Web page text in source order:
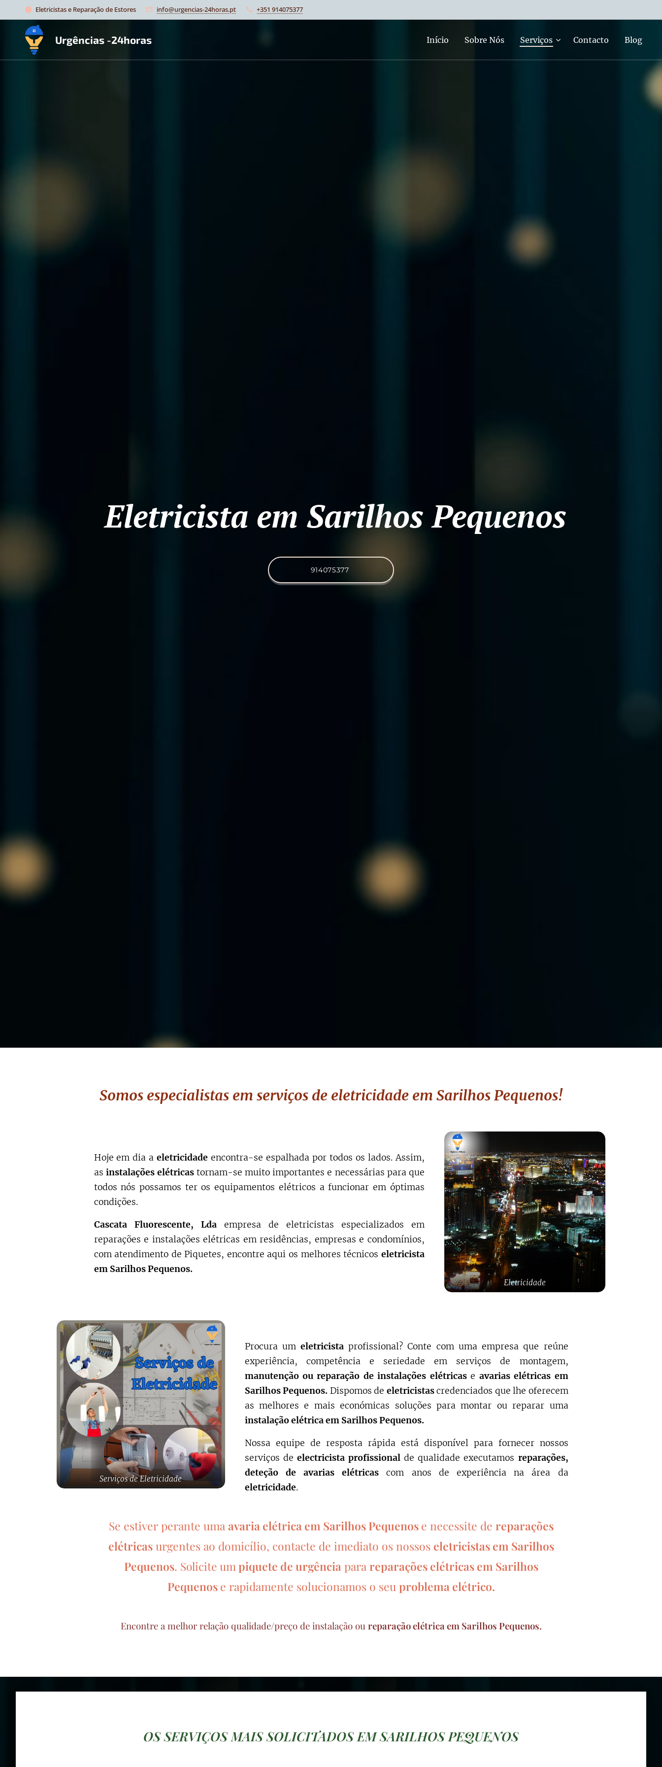
Eletricistas e Reparação de Estores info@urgencias-24horas.pt +351 914075377
Urgências -24horas Início Sobre Nós Serviços Contacto Blog
Eletricista em Sarilhos Pequenos
914075377
Somos especialistas em serviços de eletricidade em Sarilhos Pequenos!
Eletricidade
Hoje em dia aeletricidadeencontra-se espalhada por todos os lados. Assim,
as instalações elétricastornam-se muito importantes e necessárias para que
todos nós possamos ter os equipamentos elétricos a funcionar em óptimas
condições.
Cascata Fluorescente, Ldaempresa de eletricistas especializados em
reparações e instalações elétricas em residências, empresas e condomínios,
com atendimento de Piquetes, encontre aqui os melhores técnicos eletricista
em Sarilhos Pequenos.
Serviços de Eletricidade
Procura um eletricistaprofissional? Conte com uma empresa que reúne
experiência, competência e seriedade em serviços de montagem,
manutenção ou reparação de instalações elétricase avarias elétricas em
Sarilhos Pequenos. Dispomos de eletricistascredenciados que lhe oferecem
as melhores e mais económicas soluções para montar ou reparar uma
instalação elétrica em Sarilhos Pequenos.
Nossa equipe de resposta rápida está disponível para fornecer nossos
serviços de electricista profissionalde qualidade executamos reparações,
deteção de avarias elétricascom anos de experiência na área da
eletricidade.
Se estiver perante umaavaria elétrica em Sarilhos Pequenose necessite de reparações
elétricasurgentes ao domicílio, contacte de imediato os nossos eletricistas em Sarilhos
Pequenos. Solicite umpiquete de urgênciaparareparações elétricas em Sarilhos
Pequenose rapidamente solucionamos o seuproblema elétrico.
Encontre a melhor relação qualidade/preço de instalação ou reparação elétrica em Sarilhos Pequenos.
OS SERVIÇOS MAIS SOLICITADOS EM SARILHOS PEQUENOS